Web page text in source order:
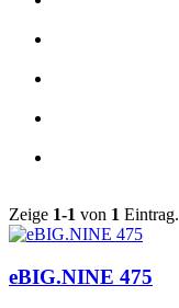
Zeige 1-1 von 1 Eintrag.
eBIG.NINE 475